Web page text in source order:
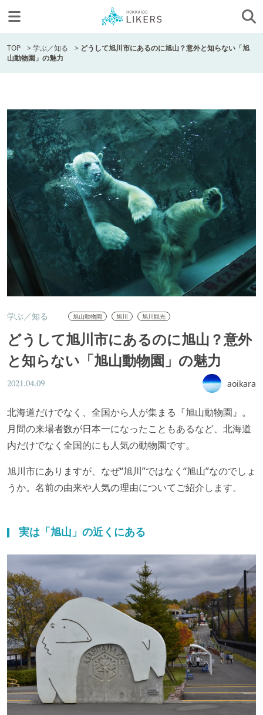
TOP >学ぶ／知る > どうして旭川市にあるのに旭山？意外と知らない「旭
山動物園」の魅力
学ぶ／知る 旭山動物園 旭川 旭川観光
どうして旭川市にあるのに旭山？意外
と知らない「旭山動物園」の魅力
2021.04.09 aoikara
北海道だけでなく、全国から人が集まる『旭山動物園』。
月間の来場者数が日本一になったこともあるなど、北海道
内だけでなく全国的にも人気の動物園です。
旭川市にありますが、なぜ“旭川”ではなく“旭山”なのでしょ
うか。名前の由来や人気の理由についてご紹介します。
実は「旭山」の近くにある